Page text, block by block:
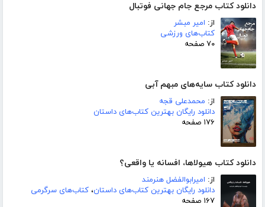
دانلود کتاب مرجع جام جهانی فوتبال
از: امیر مبشر
کتاب‌های ورزشی
۷۰ صفحه
دانلود کتاب سایه‌های مبهم آبی
از: محمدعلی قجه
دانلود رایگان بهترین کتاب‌های داستان
۱۷۶ صفحه
دانلود کتاب هیولاها، افسانه یا واقعی؟
از: امیرابوالفضل هنرمند
دانلود رایگان بهترین کتاب‌های داستان، کتاب‌های سرگرمی
۱۶۷ صفحه